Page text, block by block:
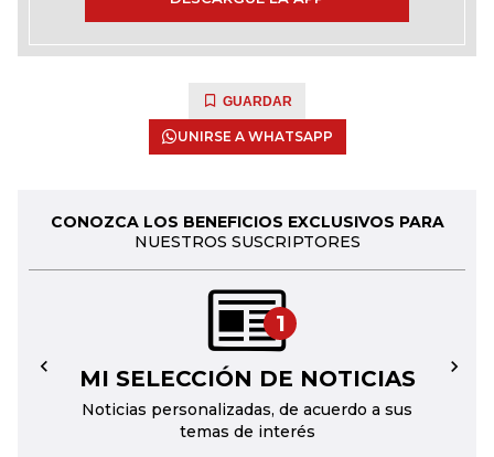
GUARDAR
UNIRSE A WHATSAPP
CONOZCA LOS BENEFICIOS EXCLUSIVOS PARA
NUESTROS SUSCRIPTORES
1
MI SELECCIÓN DE NOTICIAS
Noticias personalizadas, de acuerdo a sus
temas de interés
← →